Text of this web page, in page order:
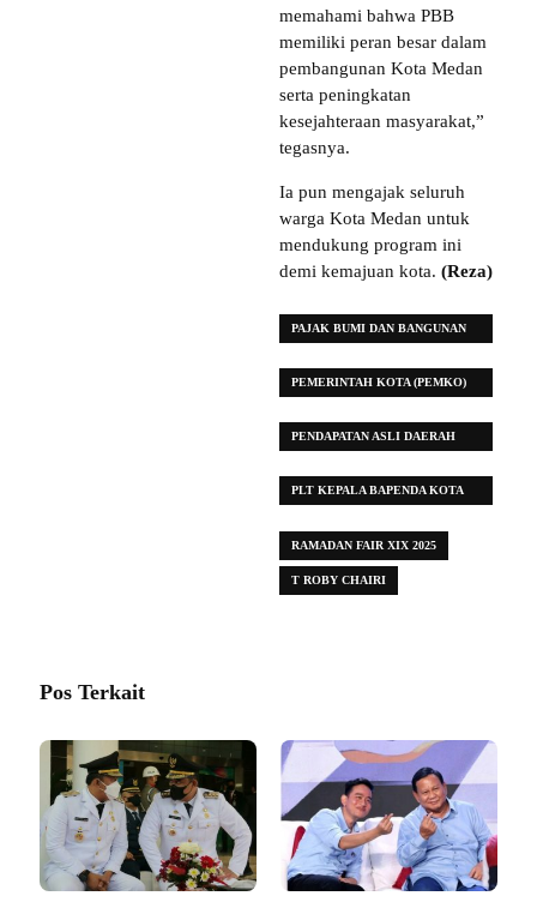
memahami bahwa PBB
memiliki peran besar dalam
pembangunan Kota Medan
serta peningkatan
kesejahteraan masyarakat,”
tegasnya.
Ia pun mengajak seluruh
warga Kota Medan untuk
mendukung program ini
demi kemajuan kota. (Reza)
PAJAK BUMI DAN BANGUNAN
PEMERINTAH KOTA (PEMKO)
PENDAPATAN ASLI DAERAH
PLT KEPALA BAPENDA KOTA
RAMADAN FAIR XIX 2025
T ROBY CHAIRI
Pos Terkait